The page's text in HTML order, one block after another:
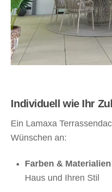
Individuell wie Ihr
Ein Lamaxa
Wünschen an:
Farben & Materialien
Haus und Ihren Stil